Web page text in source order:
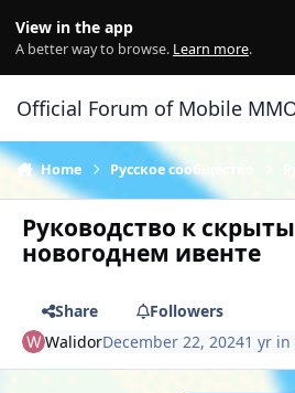
View in the app
A better way to browse. Learn more.
Official Forum of Mobile
Home Русское сообщество
Руководство к
новогоднем ивенте
Share
Followers
WalidorDecember 22, 20241 yr in